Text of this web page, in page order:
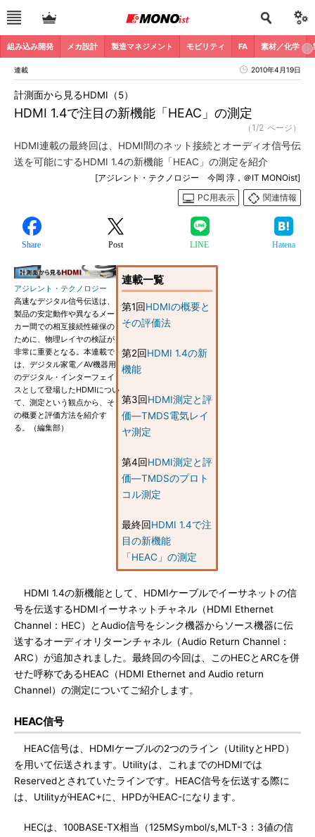
組み込み開発 メカ設計 製造マネジメント モビリティ FA 素材／化学
連載 2010年4月19日
HDMI 1.4で注目の新機能「HEAC」の測定
計測面から見るHDMI（5）
（1/2 ページ）
HDMI連載の最終回は、HDMI間のネット接続とオーディオ信号伝
送を可能にするHDMI 1.4の新機能「HEAC」の測定を紹介
[アジレント・テクノロジー 今岡 淳，＠IT MONOist]
PC用表示
関連情報
Share Post LINE Hatena
アジレント・テクノロジー
高速なデジタル信号伝送は、
製品の安定動作や異なるメー
カー間での相互接続性確保の
ために、物理レイヤの検証が
非常に重要となる。本連載で
は、デジタル家電／AV機器用
のデジタル・インターフェイ
スとして登場したHDMIについ
て、測定という観点から、そ
の概要と評価方法を紹介す
る。（編集部）
連載一覧
第1回HDMIの概要と
その評価法
第2回HDMI 1.4の新
機能
第3回HDMI測定と評
価―TMDS電気レイ
ヤ測定
第4回HDMI測定と評
価―TMDSのプロト
コル測定
最終回HDMI 1.4で注
目の新機能
「HEAC」の測定
HDMI 1.4の新機能として、HDMIケーブルでイーサネットの信
号を伝送するHDMIイーサネットチャネル（HDMI Ethernet
Channel：HEC）とAudio信号をシンク機器からソース機器に伝
送するオーディオリターンチャネル（Audio Return Channel：
ARC）が追加されました。最終回の今回は、このHECとARCを併
せた呼称であるHEAC（HDMI Ethernet and Audio return
Channel）の測定についてご紹介します。
HEAC信号
HEAC信号は、HDMIケーブルの2つのライン（UtilityとHPD）
を用いて伝送されます。Utilityは、これまでのHDMIでは
Reservedとされていたラインです。HEAC信号を伝送する際に
は、UtilityがHEAC+に、HPDがHEAC-になります。
HECは、100BASE-TX相当（125MSymbol/s,MLT-3：3値の信